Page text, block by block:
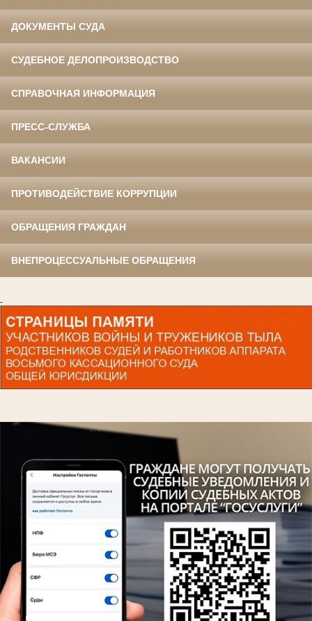
ДОКУМЕНТЫ СУДА
СУДЕБНОЕ ДЕЛОПРОИЗВОДСТВО
СПРАВОЧНАЯ ИНФОРМАЦИЯ
ПРЕСС-СЛУЖБА
ВАКАНСИИ
ПРОТИВОДЕЙСТВИЕ КОРРУПЦИИ
ОБРАЩЕНИЯ ГРАЖДАН
ВНЕПРОЦЕССУАЛЬНЫЕ ОБРАЩЕНИЯ